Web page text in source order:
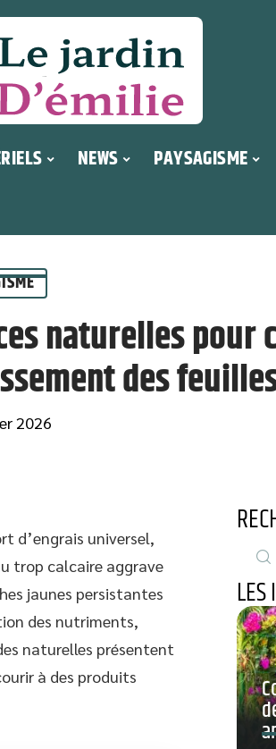
NEWS PAYSAGISME
naturelles pour
des
2026
d’engrais universel,
trop calcaire aggrave
jaunes persistantes
des nutriments,
naturelles présentent
à des produits